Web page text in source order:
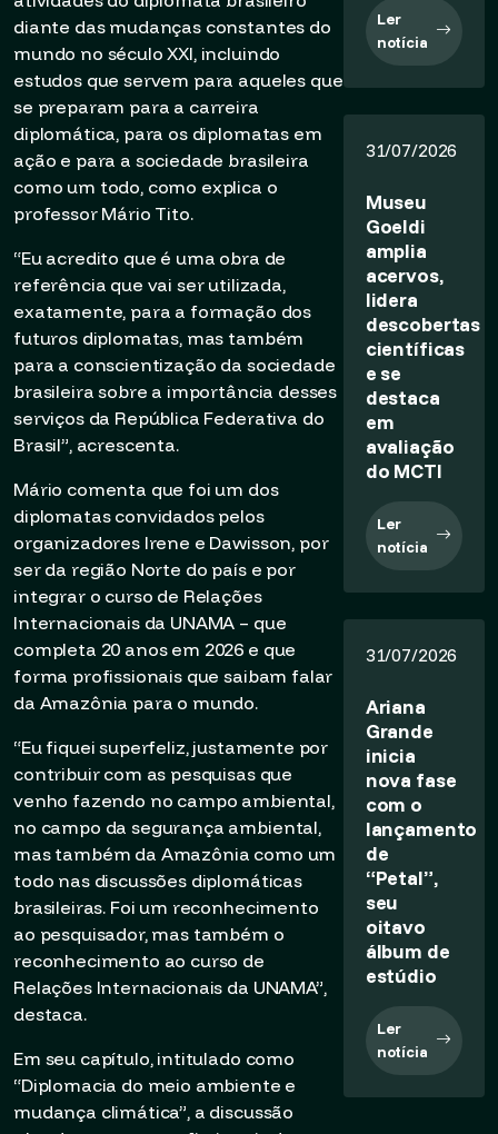
diante das mudanças constantes do
mundo no século XXI, incluindo
estudos que servem para aqueles que
se preparam para a carreira
diplomática, para os diplomatas em
ação e para a sociedade brasileira
como um todo, como explica o
professor Mário Tito.
“Eu acredito que é uma obra de
referência que vai ser utilizada,
exatamente, para a formação dos
futuros diplomatas, mas também
para a conscientização da sociedade
brasileira sobre a importância desses
serviços da República Federativa do
Brasil”, acrescenta.
Mário comenta que foi um dos
diplomatas convidados pelos
organizadores Irene e Dawisson, por
ser da região Norte do país e por
integrar o curso de Relações
Internacionais da UNAMA – que
completa 20 anos em 2026 e que
forma profissionais que saibam falar
da Amazônia para o mundo.
“Eu fiquei superfeliz, justamente por
contribuir com as pesquisas que
venho fazendo no campo ambiental,
no campo da segurança ambiental,
mas também da Amazônia como um
todo nas discussões diplomáticas
brasileiras. Foi um reconhecimento
ao pesquisador, mas também o
reconhecimento ao curso de
Relações Internacionais da UNAMA”,
destaca.
Em seu capítulo, intitulado como
“Diplomacia do meio ambiente e
mudança climática”, a discussão
Ler
notícia
31/07/2026
Museu
Goeldi
amplia
acervos,
lidera
descobertas
científicas
e se
destaca
em
avaliação
do MCTI
Ler
notícia
31/07/2026
Ariana
Grande
inicia
nova fase
com o
lançamento
de
“Petal”,
seu
oitavo
álbum de
estúdio
Ler
notícia